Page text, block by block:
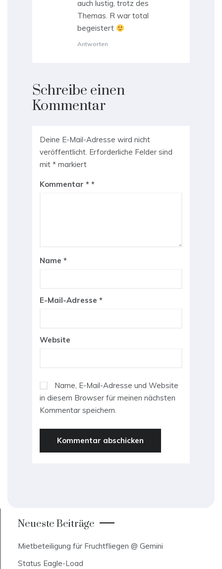
auch lustig, trotz des
Themas. R war total
begeistert
Antworten
Schreibe einen
Kommentar
Deine E-Mail-Adresse wird nicht
veröffentlicht. Erforderliche Felder sind
mit * markiert
Kommentar *
Name *
E-Mail-Adresse *
Website
Name, E-Mail-Adresse und Website
in diesem Browser für meinen nächsten
Kommentar speichern.
Neueste Beiträge
Mietbeteiligung für Fruchtfliegen @ Gemini
Status Eagle-Load